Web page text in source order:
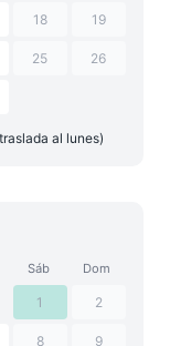
18 19
25 26
al lunes)
Sáb Dom
1 2
8 9